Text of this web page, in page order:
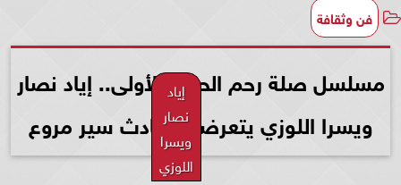
فن وثقافة
مسلسل صلة رحم الحلقة الأولى.. إياد نصار
ويسرا اللوزي يتعرضان لحادث سير مروع
إياد
نصار
ويسرا
اللوزي